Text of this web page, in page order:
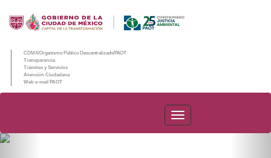
CDMX/Organismo Público Descentralizado/PAOT
Transparencia
Trámites y Servicios
Atención Ciudadana
Web e-mail PAOT
PAOT